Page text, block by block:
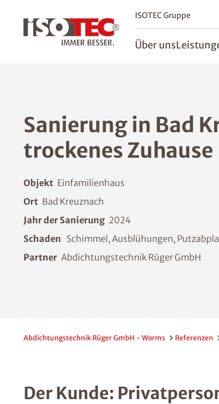
ISOTEC Gruppe
Über uns
Sanierung in Bad
trockenes Zuhause
Objekt Einfamilienhaus
Ort Bad Kreuznach
Jahr der Sanierung 2024
Schaden Schimmel, Ausblühungen,
Partner Abdichtungstechnik Rüger GmbH
Abdichtungstechnik Rüger GmbH - Worms Referenzen
Der Kunde: